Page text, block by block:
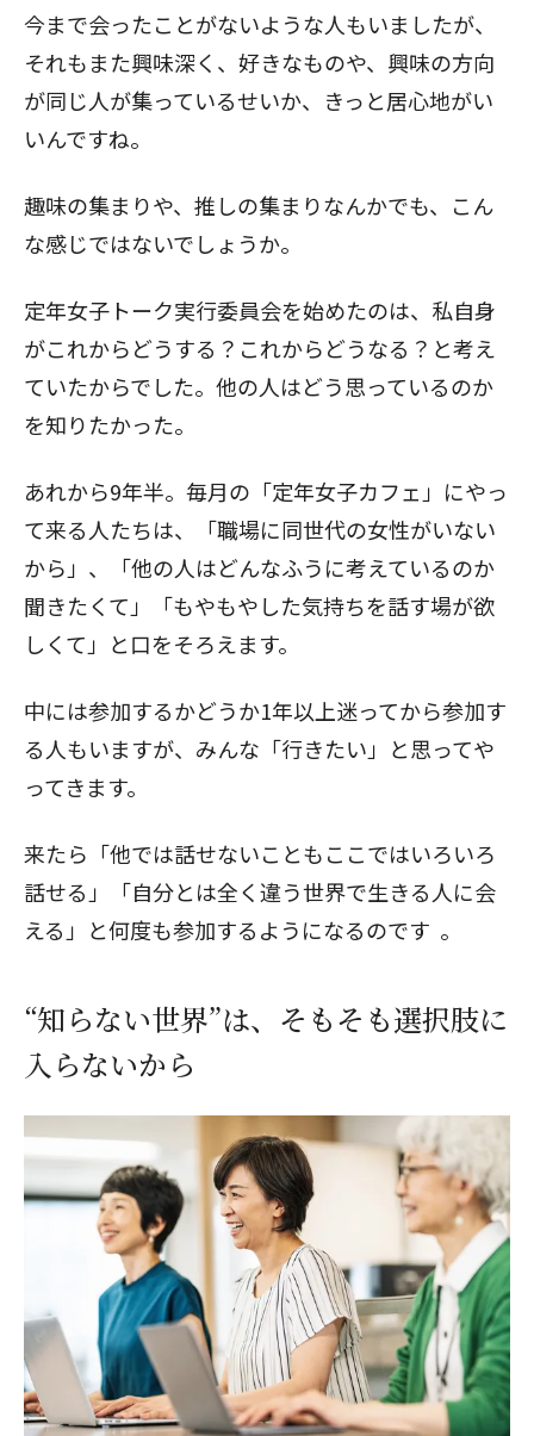
今まで会ったことがないような人もいましたが、
それもまた興味深く、好きなものや、興味の方向
が同じ人が集っているせいか、きっと居心地がい
いんですね。
趣味の集まりや、推しの集まりなんかでも、こん
な感じではないでしょうか。
定年女子トーク実行委員会を始めたのは、私自身
がこれからどうする？これからどうなる？と考え
ていたからでした。他の人はどう思っているのか
を知りたかった。
あれから9年半。毎月の「定年女子カフェ」にやっ
て来る人たちは、「職場に同世代の女性がいない
から」、「他の人はどんなふうに考えているのか
聞きたくて」「もやもやした気持ちを話す場が欲
しくて」と口をそろえます。
中には参加するかどうか1年以上迷ってから参加す
る人もいますが、みんな「行きたい」と思ってや
ってきます。
来たら「他では話せないこともここではいろいろ
話せる」「自分とは全く違う世界で生きる人に会
える」と何度も参加するようになるのです 。
“知らない世界”は、そもそも選択肢に
入らないから